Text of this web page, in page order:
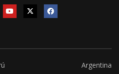
Argentina